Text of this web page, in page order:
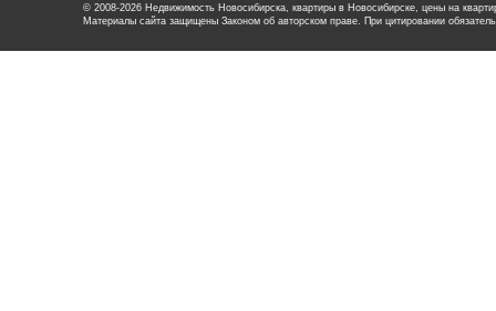
© 2008-2026 Недвижимость Новосибирска, квартиры в Новосибирске, цены на
Материалы сайта защищены Законом об авторском праве. При цитировании